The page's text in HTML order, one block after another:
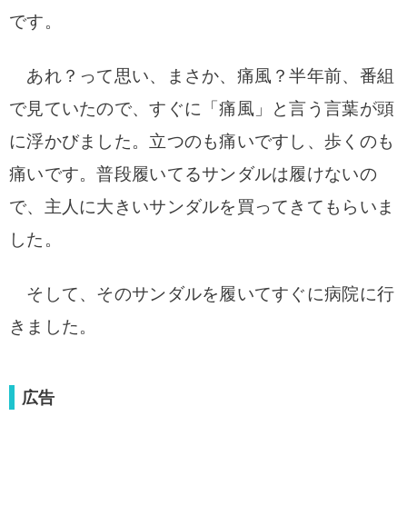
です。
あれ？ って思い、まさか、痛風？半年前、番組
で見ていたので、すぐに「痛風」と言う言葉が頭
に浮かびました。立つのも痛いですし、歩くのも
痛いです。普段履いてるサンダルは履けないの
で、主人に大きいサンダルを買ってきてもらいま
した。
そして、そのサンダルを履いてす ぐに病院に行
きました。
広告